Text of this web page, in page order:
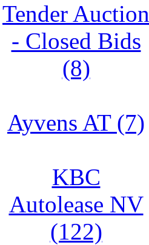
Tender Auction
- Closed Bids
(8)
Ayvens AT (7)
KBC
Autolease NV
(122)